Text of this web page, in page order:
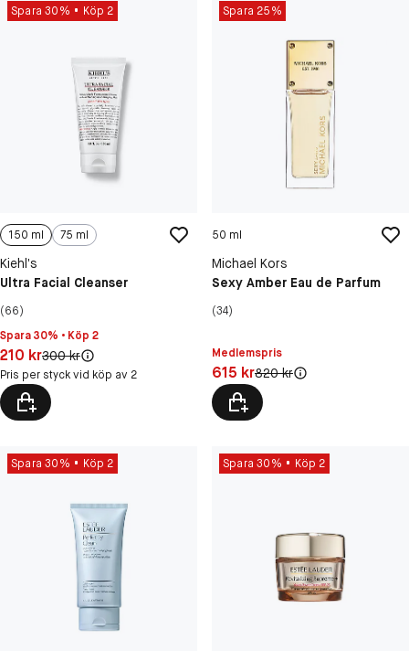
Spara 30% Köp 2
150 ml 75 ml
Kiehl’s
Ultra Facial Cleanser
(66)
Spara 30% • Köp 2
Pris: 210 kr
210 krOriginal pris:
300 kr
Pris per styck vid köp av 2
Spara 25%
50 ml
Michael Kors
Sexy Amber Eau de Parfum
(34)
Medlemspris
Pris: 615 kr
615 krOriginal pris:
820 kr
Spara 30% Köp 2 Spara 30% Köp 2